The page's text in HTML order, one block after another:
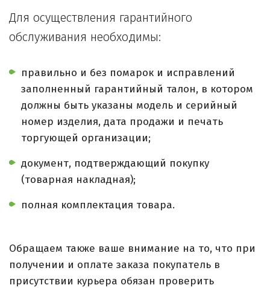
Для осуществления гарантийного
обслуживания необходимы:
правильно и без помарок и исправлений
заполненный гарантийный талон, в котором
должны быть указаны модель и серийный
номер изделия, дата продажи и печать
торгующей организации;
документ, подтверждающий покупку
(товарная накладная);
полная комплектация товара.
Обращаем также ваше внимание на то, что при
получении и оплате заказа покупатель в
присутствии курьера обязан проверить